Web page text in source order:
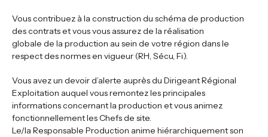
Vous contribuez à la construction du schéma de production
des contrats et vous vous assurez de la réalisation
globale de la production au sein de votre région dans le
respect des normes en vigueur (RH, Sécu, Fi).
Vous avez un devoir d’alerte auprès du Dirigeant Régional
Exploitation auquel vous remontez les principales
informations concernant la production et vous animez
fonctionnellement les Chefs de site.
Le/la Responsable Production anime hiérarchiquement son